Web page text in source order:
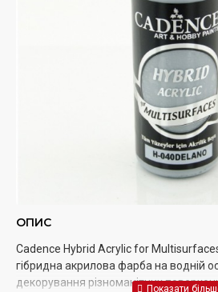
ОПИС
Cadence Hybrid Acrylic for
гібридна акрилова фарба на водній
декорування різноманітних